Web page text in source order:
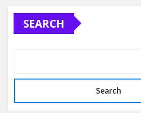
SEARCH
Search